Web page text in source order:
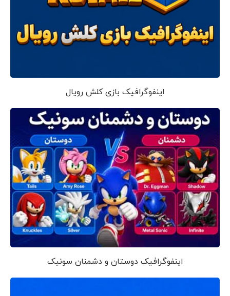
اینفوگرافیک بازی کلش رویال
اینفوگرافیک دوستان و دشمنان سونیک